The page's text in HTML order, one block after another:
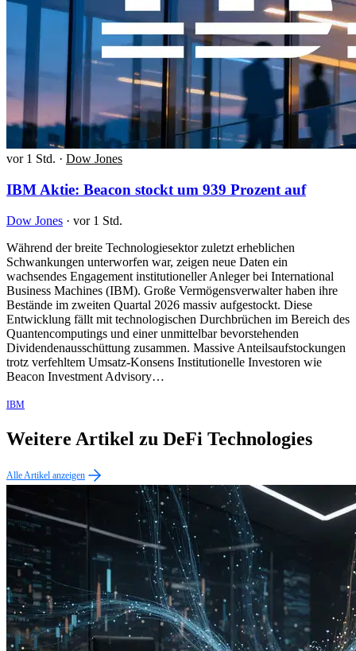
vor 1 Std. · Dow Jones
IBM Aktie: Beacon stockt um 939 Prozent auf
Dow Jones · vor 1 Std.
Während der breite Technologiesektor zuletzt erheblichen
Schwankungen unterworfen war, zeigen neue Daten ein
wachsendes Engagement institutioneller Anleger bei International
Business Machines (IBM). Große Vermögensverwalter haben ihre
Bestände im zweiten Quartal 2026 massiv aufgestockt. Diese
Entwicklung fällt mit technologischen Durchbrüchen im Bereich des
Quantencomputings und einer unmittelbar bevorstehenden
Dividendenausschüttung zusammen. Massive Anteilsaufstockungen
trotz verfehltem Umsatz-Konsens Institutionelle Investoren wie
Beacon Investment Advisory…
IBM
Weitere Artikel zu DeFi Technologies
Alle Artikel anzeigen